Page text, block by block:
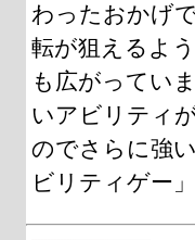
わったおかげ
転が狙えるよ
も広がってい
いアビリティ
のでさらに強
ビリティゲー」